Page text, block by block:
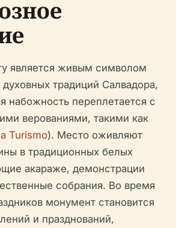
является живым символом
традиций Салвадора,
набожность переплетается с
верованиями, такими как
Turismo). Место оживляют
в традиционных белых
акараже, демонстрации
собрания. Во время
монумент становится
и празднований,